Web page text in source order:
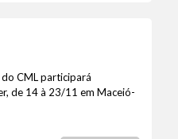
CML participará
de 14 à 23/11 em Maceió-